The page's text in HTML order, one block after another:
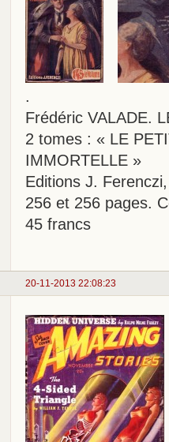
.
Frédéric VALADE.
2 tomes : « LE
IMMORTELLE »
Editions J.
256 et 256 pages.
45 francs
20-11-2013 22:08:23